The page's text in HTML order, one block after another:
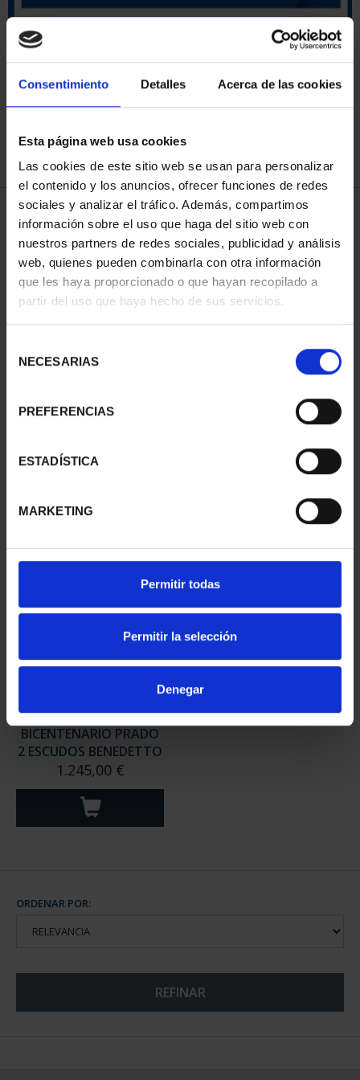
Consentimiento Detalles Acerca de las cookies
Esta página web usa cookies
Las cookies de este sitio web se usan para personalizar
el contenido y los anuncios, ofrecer funciones de redes
sociales y analizar el tráfico. Además, compartimos
información sobre el uso que haga del sitio web con
nuestros partners de redes sociales, publicidad y análisis
web, quienes pueden combinarla con otra información
que les haya proporcionado o que hayan recopilado a
partir del uso que haya hecho de sus servicios.
NECESARIAS
PREFERENCIAS
ESTADÍSTICA
MARKETING
Permitir todas
Permitir la selección
Denegar
REFINAR
3 Productos encontrados
1.245,00 €
BICENTENARIO PRADO
1.245,00 €
BICENTENARIO PRADO
2 ESCUDOS BENEDETTO
1.245,00 €
ORDENAR POR:
REFINAR